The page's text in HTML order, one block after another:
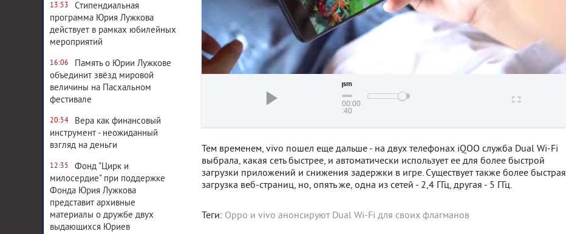
13:53
Стипендиальная
программа Юрия Лужкова
действует в рамках юбилейных
мероприятий
16:06
Память о Юрии Лужкове
объединит звёзд мировой
величины на Пасхальном
фестивале
20:54
Вера как финансовый
инструмент - неожиданный
взгляд на деньги
12:35
Фонд "Цирк и
милосердие" при поддержке
Фонда Юрия Лужкова
представит архивные
материалы о дружбе двух
выдающихся Юриев
gsmarena_002
00:00
00:40
Тем временем, vivo пошел еще дальше - на двух телефонах iQOO служба Dual Wi-Fi
выбрала, какая сеть быстрее, и автоматически использует ее для более быстрой
загрузки приложений и снижения задержки в игре. Существует также более быстрая
загрузка веб-страниц, но, опять же, одна из сетей - 2,4 ГГц, другая - 5 ГГц.
Теги: Oppo и vivo анонсируют Dual Wi-Fi для своих флагманов